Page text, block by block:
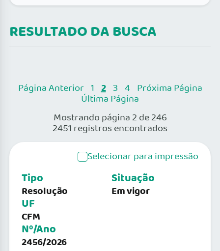
RESULTADO DA BUSCA
Página Anterior 1 2 3 4 Próxima Página
Última Página
Mostrando página 2 de 246
2451 registros encontrados
Selecionar para impressão
Tipo
Resolução
UF
CFM
Nº/Ano
2456/2026
Situação
Em vigor